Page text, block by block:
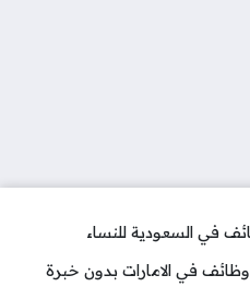
في السعودية للنساء
وظائف في الامارات بدون خبرة